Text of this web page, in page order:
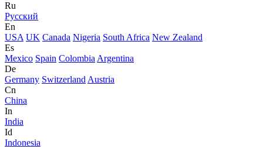
Ru
Русский
En
USA UK Canada Nigeria South Africa New Zealand
Es
Mexico Spain Colombia Argentina
De
Germany Switzerland Austria
Cn
China
In
India
Id
Indonesia